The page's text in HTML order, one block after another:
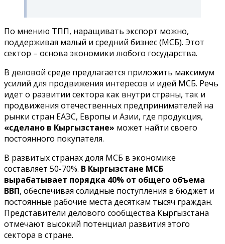
По мнению ТПП, наращивать экспорт можно,
поддерживая малый и средний бизнес (МСБ). Этот
сектор – основа экономики любого государства.
В деловой среде предлагается приложить максимум
усилий для продвижения интересов и идей МСБ. Речь
идет о развитии сектора как внутри страны, так и
продвижения отечественных предпринимателей на
рынки стран ЕАЭС, Европы и Азии, где продукция,
«сделано в Кыргызстане» может найти своего
постоянного покупателя.
В развитых странах доля МСБ в экономике
составляет 50-70%. В Кыргызстане МСБ
вырабатывает порядка 40% от общего объема
ВВП, обеспечивая солидные поступления в бюджет и
постоянные рабочие места десяткам тысяч граждан.
Представители делового сообщества Кыргызстана
отмечают высокий потенциал развития этого
сектора в стране.